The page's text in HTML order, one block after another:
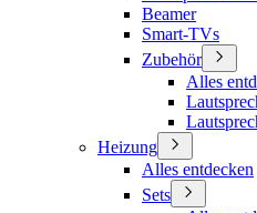
Beamer
Smart-TVs
Zubehör
Alles
Heizung
Alles entdecken
Sets